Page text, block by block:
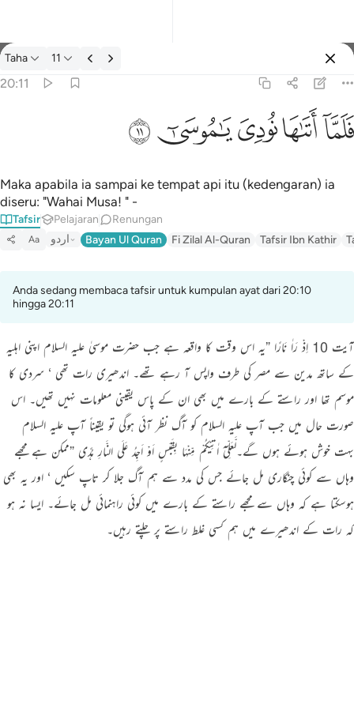
Tafsir: Taha 20:11
Taha 11
20:11
فَلَمَّآ أَتَىٰهَا نُودِىَ يَـٰمُوسَىٰٓ ١١
ﲵﲶﲷﲸﲹ
Maka apabila ia sampai ke tempat api itu (kedengaran) ia
diseru: "Wahai Musa! " -
Tafsir Pelajaran Renungan
Aa اردو Bayan Ul Quran Fi Zilal Al-Quran Tafsir Ibn Kathir
Anda sedang membaca tafsir untuk kumpulan ayat dari 20:10
hingga 20:11
آیت 10 اِذْ رَاٰ نَارًا ”یہ اس وقت کا واقعہ ہے جب حضرت موسیٰ علیہ السلام اپنی اہلیہ
کے ساتھ مدین سے مصر کی طرف واپس آ رہے تھے۔ اندھیری رات تھی ‘ سردی کا
موسم تھا اور راستے کے بارے میں بھی ان کے پاس یقینی معلومات نہیں تھیں۔ اس
صورت حال میں جب آپ علیہ السلام کو آگ نظر آئی ہوگی تو یقیناً آپ علیہ السلام
بہت خوش ہوئے ہوں گے۔لَّعَلِّیْٓ اٰتِیْکُمْ مِّنْہَا بِقَبَسٍ اَوْ اَجِدُ عَلَی النَّارِ ہُدًی ”ممکن ہے مجھے
وہاں سے کوئی چنگاری مل جائے جس کی مدد سے ہم آگ جلا کر تاپ سکیں ‘ اور یہ بھی
ہوسکتا ہے کہ وہاں سے مجھے راستے کے بارے میں کوئی راہنمائی مل جائے۔ ایسا نہ ہو
کہ رات کے اندھیرے میں ہم کسی غلط راستے پر چلتے رہیں۔